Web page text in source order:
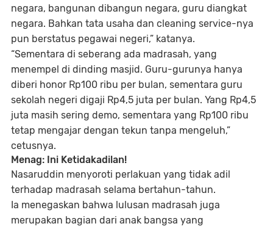
negara, bangunan dibangun negara, guru diangkat
negara. Bahkan tata usaha dan cleaning service-nya
pun berstatus pegawai negeri,” katanya.
“Sementara di seberang ada madrasah, yang
menempel di dinding masjid. Guru-gurunya hanya
diberi honor Rp100 ribu per bulan, sementara guru
sekolah negeri digaji Rp4,5 juta per bulan. Yang Rp4,5
juta masih sering demo, sementara yang Rp100 ribu
tetap mengajar dengan tekun tanpa mengeluh,”
cetusnya.
Menag: Ini Ketidakadilan!
Nasaruddin menyoroti perlakuan yang tidak adil
terhadap madrasah selama bertahun-tahun.
Ia menegaskan bahwa lulusan madrasah juga
merupakan bagian dari anak bangsa yang